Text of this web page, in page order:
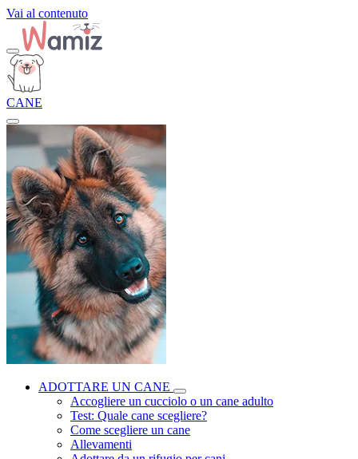
Vai al contenuto
CANE
ADOTTARE UN CANE
Accogliere un cucciolo o un cane adulto
Test: Quale cane scegliere?
Come scegliere un cane
Allevamenti